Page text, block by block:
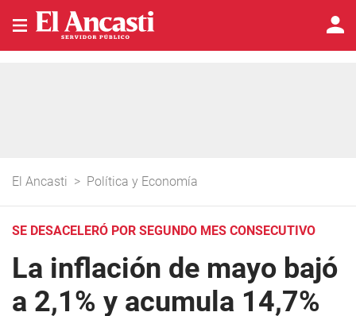
El Ancasti > Política y Economía
SE DESACELERÓ POR SEGUNDO MES CONSECUTIVO
La inflación de mayo bajó
a 2,1% y acumula 14,7%